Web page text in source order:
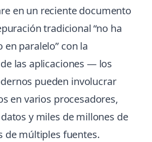
en un reciente documento
tradicional “no ha
en paralelo” con la
las aplicaciones — los
pueden involucrar
en varios procesadores,
y miles de millones de
de múltiples fuentes.